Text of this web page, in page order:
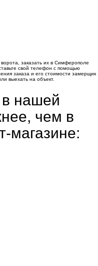
заказать их в Симферополе
свой телефон с помощью
заказа и его стоимости замерщик
выехать на объект.
в нашей
чем в
магазине: